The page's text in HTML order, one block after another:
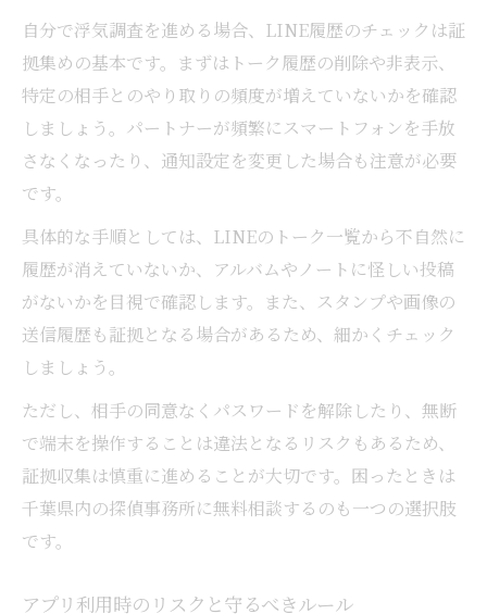
自分で浮気調査を進める場合、LINE履歴のチェックは証
拠集めの基本です。まずはトーク履歴の削除や非表示、
特定の相手とのやり取りの頻度が増えていないかを確認
しましょう。パートナーが頻繁にスマートフォンを手放
さなくなったり、通知設定を変更した場合も注意が必要
です。
具体的な手順としては、LINEのトーク一覧から不自然に
履歴が消えていないか、アルバムやノートに怪しい投稿
がないかを目視で確認します。また、スタンプや画像の
送信履歴も証拠となる場合があるため、細かくチェック
しましょう。
ただし、相手の同意なくパスワードを解除したり、無断
で端末を操作することは違法となるリスクもあるため、
証拠収集は慎重に進めることが大切です。困ったときは
千葉県内の探偵事務所に無料相談するのも一つの選択肢
です。
アプリ利用時のリスクと守るべきルール